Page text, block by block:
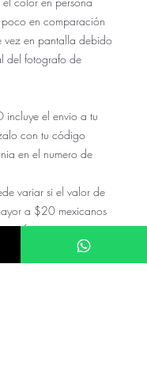
en comparación
vez en pantalla debido
del fotografo de
incluye el envio a tu
con tu código
en el numero de
variar si el valor de
a $20 mexicanos
referencias en nuestro
o